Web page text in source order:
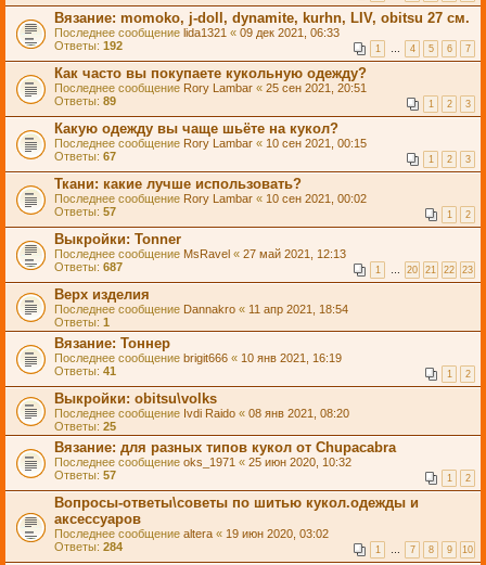
Вязание: momoko, j-doll, dynamite, kurhn, LIV, obitsu 27 см.
Последнее сообщение lida1321 « 09 дек 2021, 06:33
Ответы: 192 1 … 4 5 6 7
Как часто вы покупаете кукольную одежду?
Последнее сообщение Rory Lambar « 25 сен 2021, 20:51
Ответы: 89 1 2 3
Какую одежду вы чаще шьёте на кукол?
Последнее сообщение Rory Lambar « 10 сен 2021, 00:15
Ответы: 67 1 2 3
Ткани: какие лучше использовать?
Последнее сообщение Rory Lambar « 10 сен 2021, 00:02
Ответы: 57 1 2
Выкройки: Tonner
Последнее сообщение MsRavel « 27 май 2021, 12:13
Ответы: 687 1 … 20 21 22 23
Верх изделия
Последнее сообщение Dannakro « 11 апр 2021, 18:54
Ответы: 1
Вязание: Тоннер
Последнее сообщение brigit666 « 10 янв 2021, 16:19
Ответы: 41 1 2
Выкройки: obitsu\volks
Последнее сообщение Ivdi Raido « 08 янв 2021, 08:20
Ответы: 25
Вязание: для разных типов кукол от Chupacabra
Последнее сообщение oks_1971 « 25 июн 2020, 10:32
Ответы: 57 1 2
Вопросы-ответы\советы по шитью кукол.одежды и
аксессуаров
Последнее сообщение altera « 19 июн 2020, 03:02
Ответы: 284 1 … 7 8 9 10